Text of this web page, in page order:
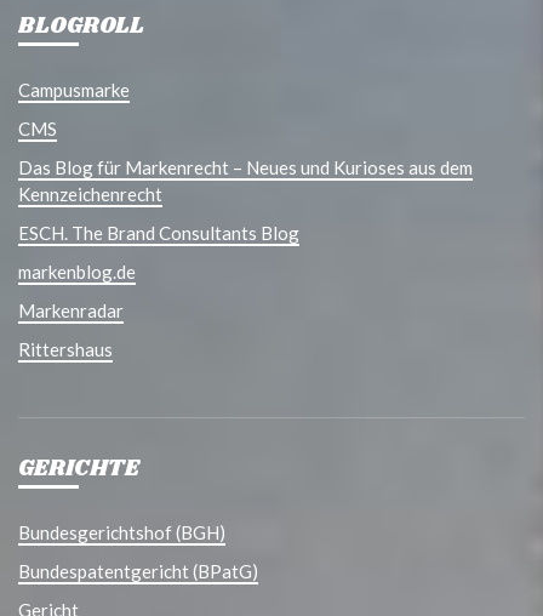
BLOGROLL
Campusmarke
CMS
Das Blog für Markenrecht – Neues und Kurioses aus dem
Kennzeichenrecht
ESCH. The Brand Consultants Blog
markenblog.de
Markenradar
Rittershaus
GERICHTE
Bundesgerichtshof (BGH)
Bundespatentgericht (BPatG)
Gericht